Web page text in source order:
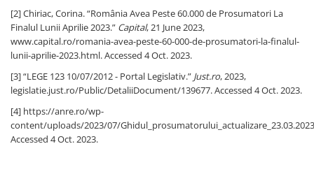
[2] Chiriac, Corina. “România Avea Peste 60.000 de Prosumatori La
Finalul Lunii Aprilie 2023.” Capital, 21 June 2023,
www.capital.ro/romania-avea-peste-60-000-de-prosumatori-la-finalul-
lunii-aprilie-2023.html. Accessed 4 Oct. 2023.
[3] “LEGE 123 10/07/2012 - Portal Legislativ.” Just.ro, 2023,
legislatie.just.ro/Public/DetaliiDocument/139677. Accessed 4 Oct. 2023.
[4] https://anre.ro/wp-
content/uploads/2023/07/
Accessed 4 Oct. 2023.